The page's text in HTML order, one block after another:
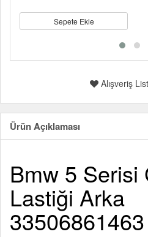
Sepete Ekle
Alışveriş
Ürün Açıklaması
Bmw 5 Serisi
Lastiği Arka
33506861463